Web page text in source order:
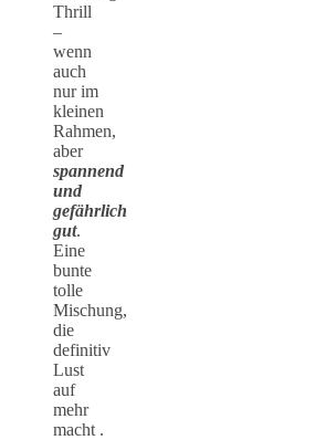
Thrill
–
wenn
auch
nur im
kleinen
Rahmen,
aber
spannend
und
gefährlich
gut.
Eine
bunte
tolle
Mischung,
die
definitiv
Lust
auf
mehr
macht .